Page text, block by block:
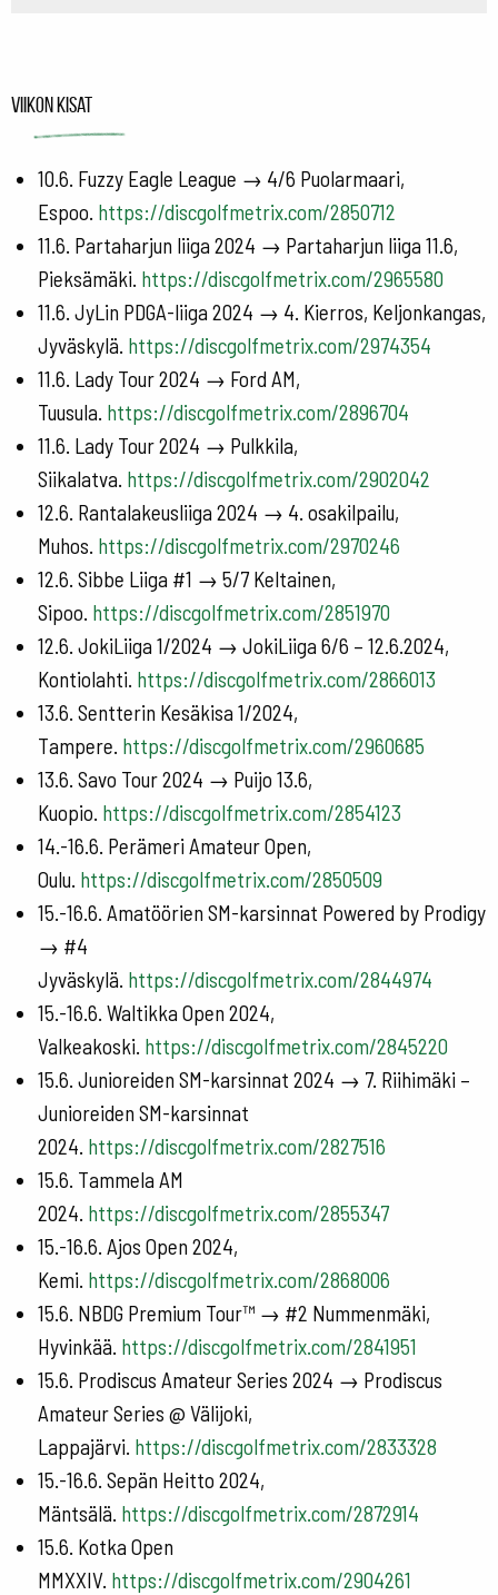
Viikon kisat
10.6. Fuzzy Eagle League → 4/6 Puolarmaari,
Espoo. https://discgolfmetrix.com/2850712
11.6. Partaharjun liiga 2024 → Partaharjun liiga 11.6,
Pieksämäki. https://discgolfmetrix.com/2965580
11.6. JyLin PDGA-liiga 2024 → 4. Kierros, Keljonkangas,
Jyväskylä. https://discgolfmetrix.com/2974354
11.6. Lady Tour 2024 → Ford AM,
Tuusula. https://discgolfmetrix.com/2896704
11.6. Lady Tour 2024 → Pulkkila,
Siikalatva. https://discgolfmetrix.com/2902042
12.6. Rantalakeusliiga 2024 → 4. osakilpailu,
Muhos. https://discgolfmetrix.com/2970246
12.6. Sibbe Liiga #1 → 5/7 Keltainen,
Sipoo. https://discgolfmetrix.com/2851970
12.6. JokiLiiga 1/2024 → JokiLiiga 6/6 – 12.6.2024,
Kontiolahti. https://discgolfmetrix.com/2866013
13.6. Sentterin Kesäkisa 1/2024,
Tampere. https://discgolfmetrix.com/2960685
13.6. Savo Tour 2024 → Puijo 13.6,
Kuopio. https://discgolfmetrix.com/2854123
14.-16.6. Perämeri Amateur Open,
Oulu. https://discgolfmetrix.com/2850509
15.-16.6. Amatöörien SM-karsinnat Powered by Prodigy
→ #4
Jyväskylä. https://discgolfmetrix.com/2844974
15.-16.6. Waltikka Open 2024,
Valkeakoski. https://discgolfmetrix.com/2845220
15.6. Junioreiden SM-karsinnat 2024 → 7. Riihimäki –
Junioreiden SM-karsinnat
2024. https://discgolfmetrix.com/2827516
15.6. Tammela AM
2024. https://discgolfmetrix.com/2855347
15.-16.6. Ajos Open 2024,
Kemi. https://discgolfmetrix.com/2868006
15.6. NBDG Premium Tour™ → #2 Nummenmäki,
Hyvinkää. https://discgolfmetrix.com/2841951
15.6. Prodiscus Amateur Series 2024 → Prodiscus
Amateur Series @ Välijoki,
Lappajärvi. https://discgolfmetrix.com/2833328
15.-16.6. Sepän Heitto 2024,
Mäntsälä. https://discgolfmetrix.com/2872914
15.6. Kotka Open
MMXXIV. https://discgolfmetrix.com/2904261